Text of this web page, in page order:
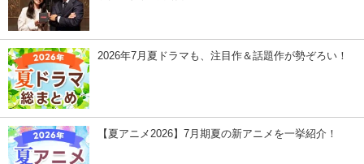
2026年7月夏ドラマも、注目作＆話題作が勢ぞろい！
【夏アニメ2026】7月期夏の新アニメを一挙紹介！